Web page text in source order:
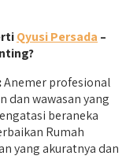
Qyusi Persada –
Anemer profesional
dan wawasan yang
beraneka
Rumah
yang akuratnya dan